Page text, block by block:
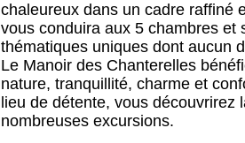
chaleureux dans un cadre raffiné
vous conduira aux 5 chambres et
thématiques uniques dont aucun
Le Manoir des Chanterelles
nature, tranquillité, charme et
lieu de détente, vous
nombreuses excursions.